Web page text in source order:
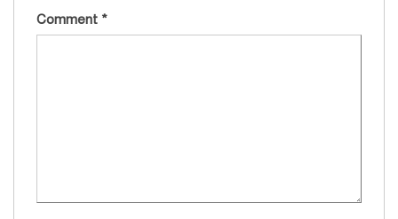
Comment *